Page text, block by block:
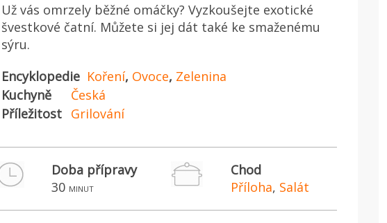
Už vás omrzely běžné omáčky? Vyzkoušejte exotické
švestkové čatní. Můžete si jej dát také ke smaženému
sýru.
Encyklopedie Koření, Ovoce, Zelenina
Kuchyně
Česká
Příležitost Grilování
Doba přípravy
30 minut
Chod
Příloha, Salát